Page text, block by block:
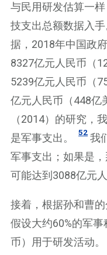
与民用研发估算一
技支出总额数据入
据，2018年中国政
8327亿元人民币（
5239亿元人民币（
亿元人民币（448亿
（2014）的研究，
是军事支出。
52 我
军事支出；如果是
可能达到3088亿元
接着，根据孙和曹
假设大约60%的军
币）用于研发活动。